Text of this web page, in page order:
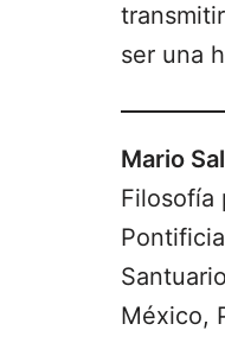
ser una
Mario
Filosofía
México,